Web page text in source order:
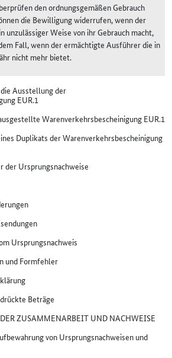
den ordnungsgemäßen Gebrauch
die Bewilligung widerrufen, wenn der
unzulässiger Weise von ihr Gebrauch macht,
Fall, wenn der ermächtigte Ausführer die in
nicht mehr bietet.
Ausstellung der
EUR.1
Warenverkehrsbescheinigung EUR.1
Duplikats der Warenverkehrsbescheinigung
der Ursprungsnachweise
Ursprungsnachweis
und Formfehler
Beträge
ZUSAMMENARBEIT UND NACHWEISE
von Ursprungsnachweisen und